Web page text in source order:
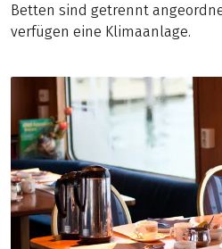
Betten sind getrennt
verfügen eine Klimaanlage.